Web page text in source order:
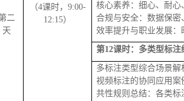
二
天
（4课时，9:00-
12:15）
核心素养：细心、耐
合规与安全：数据保
效率提升与职业发展
第12课时：多类型标
多标注类型综合场景解
视频标注的协同应用案
共性规则总结：各类